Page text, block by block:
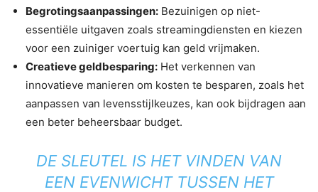
Begrotingsaanpassingen: Bezuinigen op niet-
essentiële uitgaven zoals streamingdiensten en kiezen
voor een zuiniger voertuig kan geld vrijmaken.
Creatieve geldbesparing: Het verkennen van
innovatieve manieren om kosten te besparen, zoals het
aanpassen van levensstijlkeuzes, kan ook bijdragen aan
een beter beheersbaar budget.
DE SLEUTEL IS HET VINDEN VAN
EEN EVENWICHT TUSSEN HET